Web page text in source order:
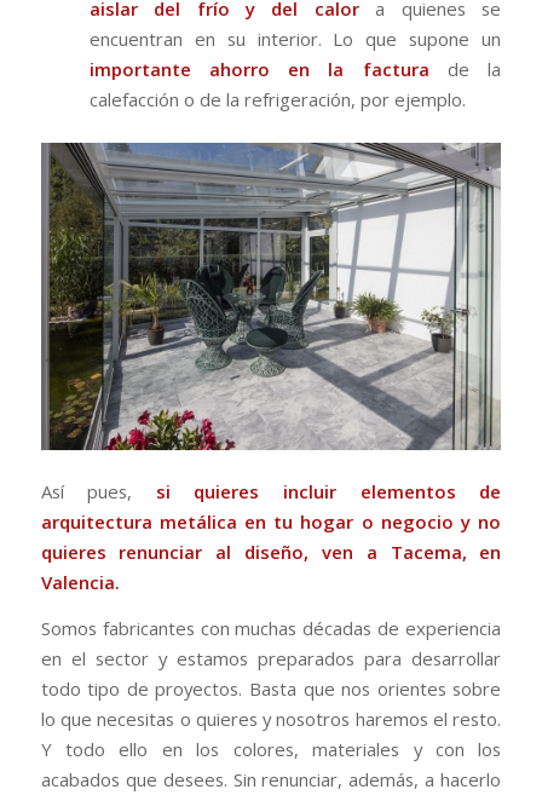
aislar del frío y del calora quienes se
encuentran en su interior. Lo que supone un
importante ahorro en la factura de la
calefacción o de la refrigeración, por ejemplo.
Así pues, si quieres incluir elementos de
arquitectura metálica en tu hogar o negocio y no
quieres renunciar al diseño, ven a Tacema, en
Valencia.
Somos fabricantes con muchas décadas de experiencia
en el sector y estamos preparados para desarrollar
todo tipo de proyectos. Basta que nos orientes sobre
lo que necesitas o quieres y nosotros haremos el resto.
Y todo ello en los colores, materiales y con los
acabados que desees. Sin renunciar, además, a hacerlo